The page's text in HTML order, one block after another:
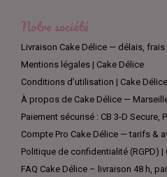
Notre société
Livraison Cake Délice — délais, frais
Mentions légales | Cake Délice
Conditions d’utilisation | Cake Délice
À propos de Cake Délice —
Paiement sécurisé : CB 3-D Secure,
Compte Pro Cake Délice — tarifs &
Politique de confidentialité (RGPD) |
FAQ Cake Délice – livraison 48 h,